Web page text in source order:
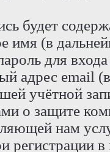
будет
имя (в
для
адрес email
учётной
о защите
нам
регистрации